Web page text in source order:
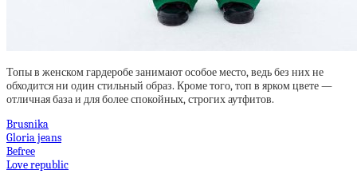
Топы в женском гардеробе занимают особое место, ведь без них не
обходится ни один стильный образ. Кроме того, топ в ярком цвете —
отличная база и для более спокойных, строгих аутфитов.
Brusnika
Gloria jeans
Befree
Love republic